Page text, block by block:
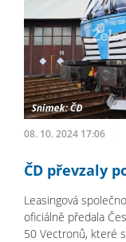
08. 10. 2024 17:06
ČD převzaly
Leasingová
oficiálně předala
50 Vectronů, které